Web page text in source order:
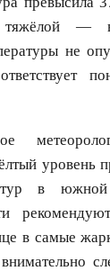
тяжёлой —
не
уровень
в
в самые